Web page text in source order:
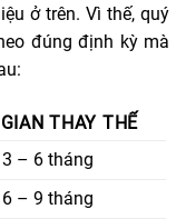
ở trên. Vì thế, quý
đúng định kỳ mà
THAY THẾ
3 – 6 tháng
6 – 9 tháng